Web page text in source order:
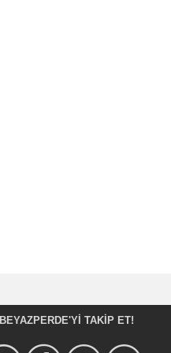
BEYAZPERDE'YI TAKIP ET!